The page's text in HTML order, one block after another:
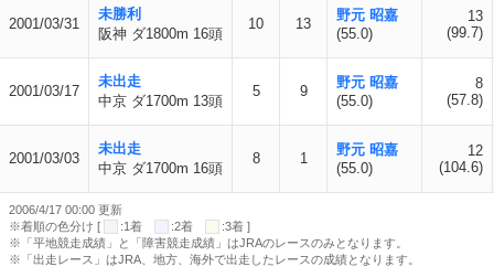
2001/03/31
未勝利
阪神 ダ1800m 16頭
10 13
野元 昭嘉
(55.0)
13
(99.7)
2001/03/17
未出走
中京 ダ1700m 13頭
5 9
野元 昭嘉
(55.0)
8
(57.8)
2001/03/03
未出走
中京 ダ1700m 16頭
8 1
野元 昭嘉
(55.0)
12
(104.6)
2006/4/17 00:00 更新
※着順の色分け [
:1着 :2着
:3着 ]
※「平地競走成績」と「障害競走成績」はJRAのレースのみとなります。
※「出走レース」はJRA、地方、海外で出走したレースの成績となります。